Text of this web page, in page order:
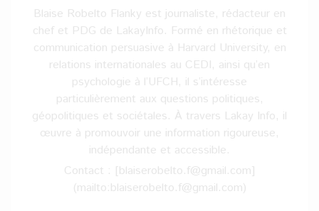
Blaise Robelto Flanky est journaliste, rédacteur en
chef et PDG de LakayInfo. Formé en rhétorique et
communication persuasive à Harvard University, en
relations internationales au CEDI, ainsi qu’en
psychologie à l’UFCH, il s’intéresse
particulièrement aux questions politiques,
géopolitiques et sociétales. À travers Lakay Info, il
œuvre à promouvoir une information rigoureuse,
indépendante et accessible.
Contact : [blaiserobelto.f@gmail.com]
(mailto:blaiserobelto.f@gmail.com)